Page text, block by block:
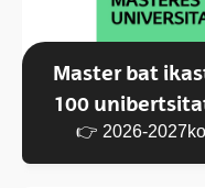
Master bat
100
👉 2026-